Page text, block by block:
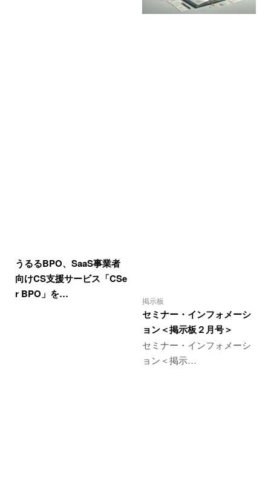
うるるBPO、SaaS事業者
向けCS支援サービス「CSe
r BPO」を…
掲示板
セミナー・インフォメーシ
ョン＜掲示板２月号＞
セミナー・インフォメーシ
ョン＜掲示…